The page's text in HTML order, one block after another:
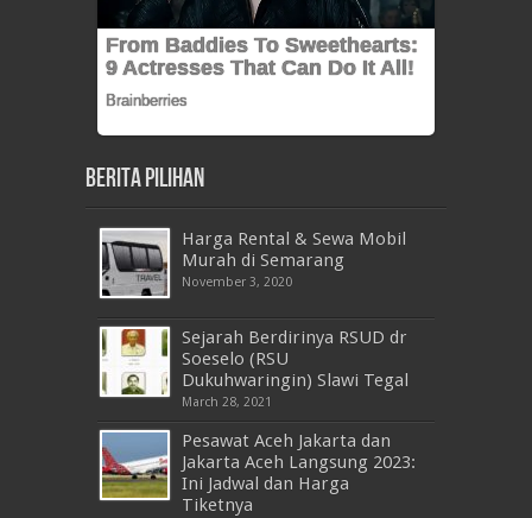
Berita Pilihan
Harga Rental & Sewa Mobil
Murah di Semarang
November 3, 2020
Sejarah Berdirinya RSUD dr
Soeselo (RSU
Dukuhwaringin) Slawi Tegal
March 28, 2021
Pesawat Aceh Jakarta dan
Jakarta Aceh Langsung 2023:
Ini Jadwal dan Harga
Tiketnya